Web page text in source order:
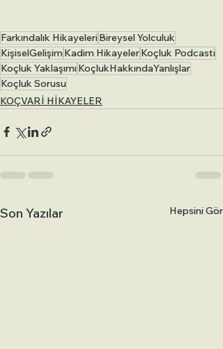
Farkındalık HikayeleriBireysel Yolculuk
KişiselGelişimKadim HikayelerKoçluk Podcasti
Koçluk YaklaşımıKoçlukHakkındaYanlışlar
Koçluk Sorusu
KOÇVARİ HİKAYELER
Son Yazılar Hepsini Gör